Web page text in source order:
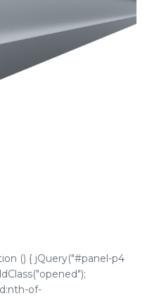
() { jQuery("#panel-p4
of-